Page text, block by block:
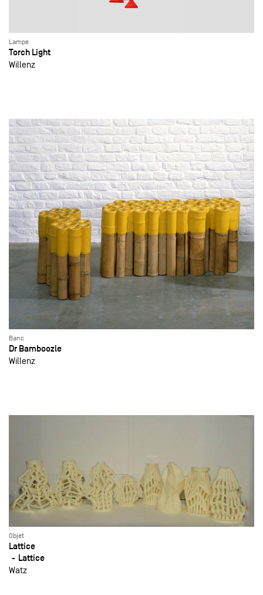
Lampe
Torch Light
Willenz
Banc
Dr Bamboozle
Willenz
Objet
Lattice
Lattice
Watz